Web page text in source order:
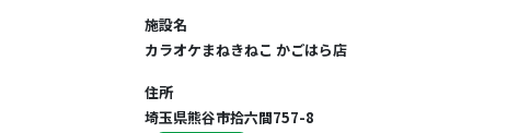
施設名
カラオケまねきねこ かごはら店
住所
埼玉県熊谷市拾六間757-8